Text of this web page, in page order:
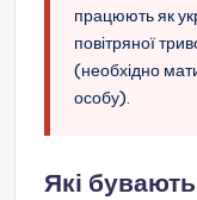
працюють як
повітряної
(необхідно
особу).
Які